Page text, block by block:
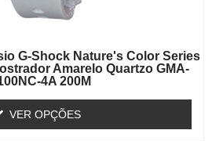
G-Shock Nature's Color Series
Amarelo Quartzo GMA-
4A 200M
VER OPÇÕES